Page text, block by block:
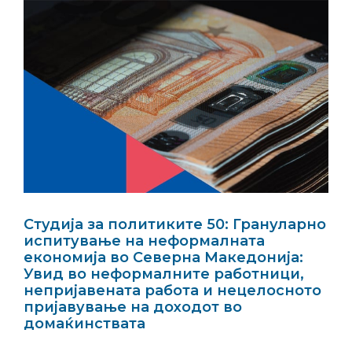
Студија за политиките 50: Грануларно
испитување на неформалната
економија во Северна Македонија:
Увид во неформалните работници,
непријавената работа и нецелосното
пријавување на доходот во
домаќинствата